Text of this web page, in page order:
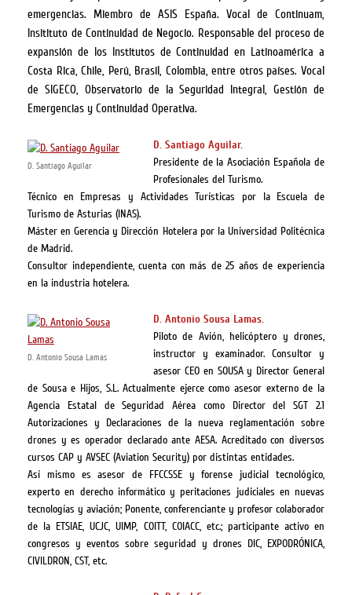
emergencias. Miembro de ASIS España. Vocal de Continuam,
Insitituto de Continuidad de Negocio. Responsable del proceso de
expansión de los Institutos de Continuidad en Latinoamérica a
Costa Rica, Chile, Perú, Brasil, Colombia, entre otros países. Vocal
de SIGECO, Observatorio de la Seguridad Integral, Gestión de
Emergencias y Continuidad Operativa.
D. Santiago Aguilar
D. Santiago Aguilar.
Presidente de la Asociación Española de
Profesionales del Turismo.
Técnico en Empresas y Actividades Turísticas por la Escuela de
Turismo de Asturias (INAS).
Máster en Gerencia y Dirección Hotelera por la Universidad Politécnica
de Madrid.
Consultor independiente, cuenta con más de 25 años de experiencia
en la industria hotelera.
D. Antonio Sousa Lamas
D. Antonio Sousa Lamas.
Piloto de Avión, helicóptero y drones,
instructor y examinador. Consultor y
asesor CEO en SOUSA y Director General
de Sousa e Hijos, S.L. Actualmente ejerce como asesor externo de la
Agencia Estatal de Seguridad Aérea como Director del SGT 2.1
Autorizaciones y Declaraciones de la nueva reglamentación sobre
drones y es operador declarado ante AESA. Acreditado con diversos
cursos CAP y AVSEC (Aviation Security) por distintas entidades.
Así mismo es asesor de FFCCSSE y forense judicial tecnológico,
experto en derecho informático y peritaciones judiciales en nuevas
tecnologías y aviación; Ponente, conferenciante y profesor colaborador
de la ETSIAE, UCJC, UIMP, COITT, COIACC, etc.; participante activo en
congresos y eventos sobre seguridad y drones DIC, EXPODRÓNICA,
CIVILDRON, CST, etc.